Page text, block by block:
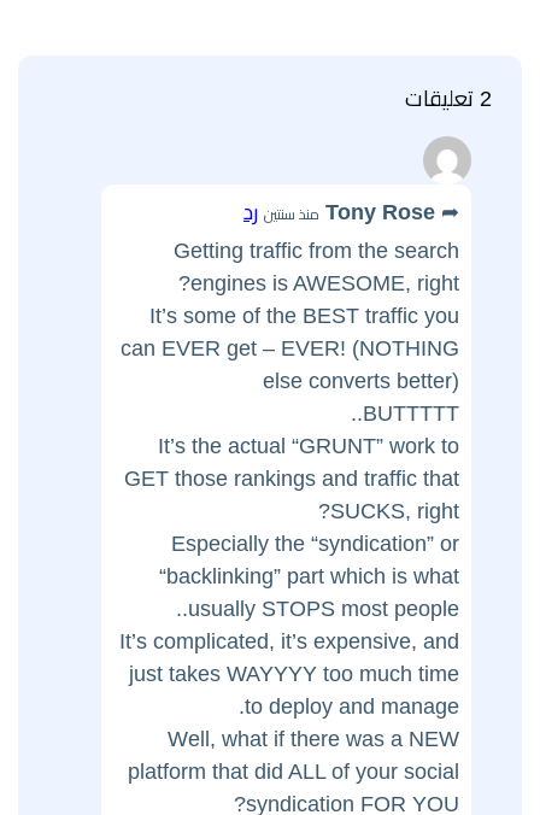
2 تعليقات
Tony Rose منذ سنتين رد
Getting traffic from the search
engines is AWESOME, right?
It’s some of the BEST traffic you
can EVER get – EVER! (NOTHING
else converts better)
BUTTTTT..
It’s the actual “GRUNT” work to
GET those rankings and traffic that
SUCKS, right?
Especially the “syndication” or
“backlinking” part which is what
usually STOPS most people..
It’s complicated, it’s expensive, and
just takes WAYYYY too much time
to deploy and manage.
Well, what if there was a NEW
platform that did ALL of your social
syndication FOR YOU?